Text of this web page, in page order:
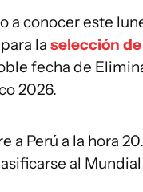
a conocer este
la selección
fecha de
2026.
a Perú a la hora
al